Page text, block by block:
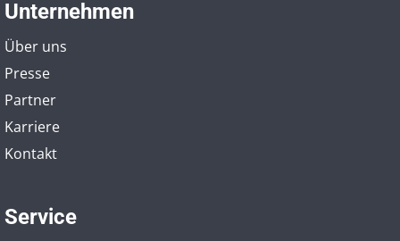
Unternehmen
Über uns
Presse
Partner
Karriere
Kontakt
Service